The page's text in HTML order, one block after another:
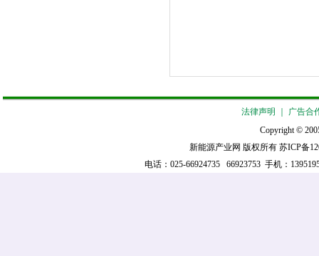
法律声明
广告合
Copyright ©
新能源产业网 版权所有 苏ICP备
电话：025-66924735 66923753 手机：